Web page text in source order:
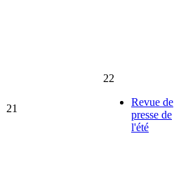
21
22
Revue de
presse de
l'été